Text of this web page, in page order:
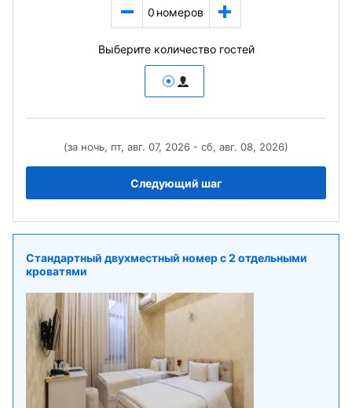
0 номеров
Выберите количество гостей
(за ночь, пт, авг. 07, 2026 - сб, авг. 08, 2026)
Следующий шаг
Стандартный двухместный номер с 2 отдельными
кроватями